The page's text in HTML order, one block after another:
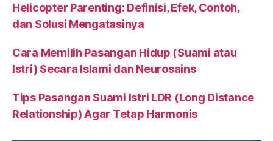
Helicopter Parenting: Definisi, Efek, Contoh,
dan Solusi Mengatasinya
Cara Memilih Pasangan Hidup (Suami atau
Istri) Secara Islami dan Neurosains
Tips Pasangan Suami Istri LDR (Long Distance
Relationship) Agar Tetap Harmonis